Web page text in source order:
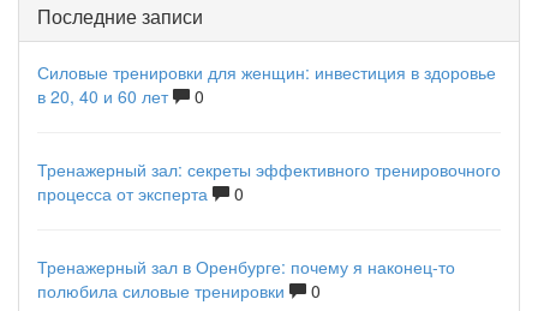
Последние записи
Силовые тренировки для женщин: инвестиция в здоровье
в 20, 40 и 60 лет
0
Тренажерный зал: секреты эффективного тренировочного
процесса от эксперта
0
Тренажерный зал в Оренбурге: почему я наконец-то
полюбила силовые тренировки
0